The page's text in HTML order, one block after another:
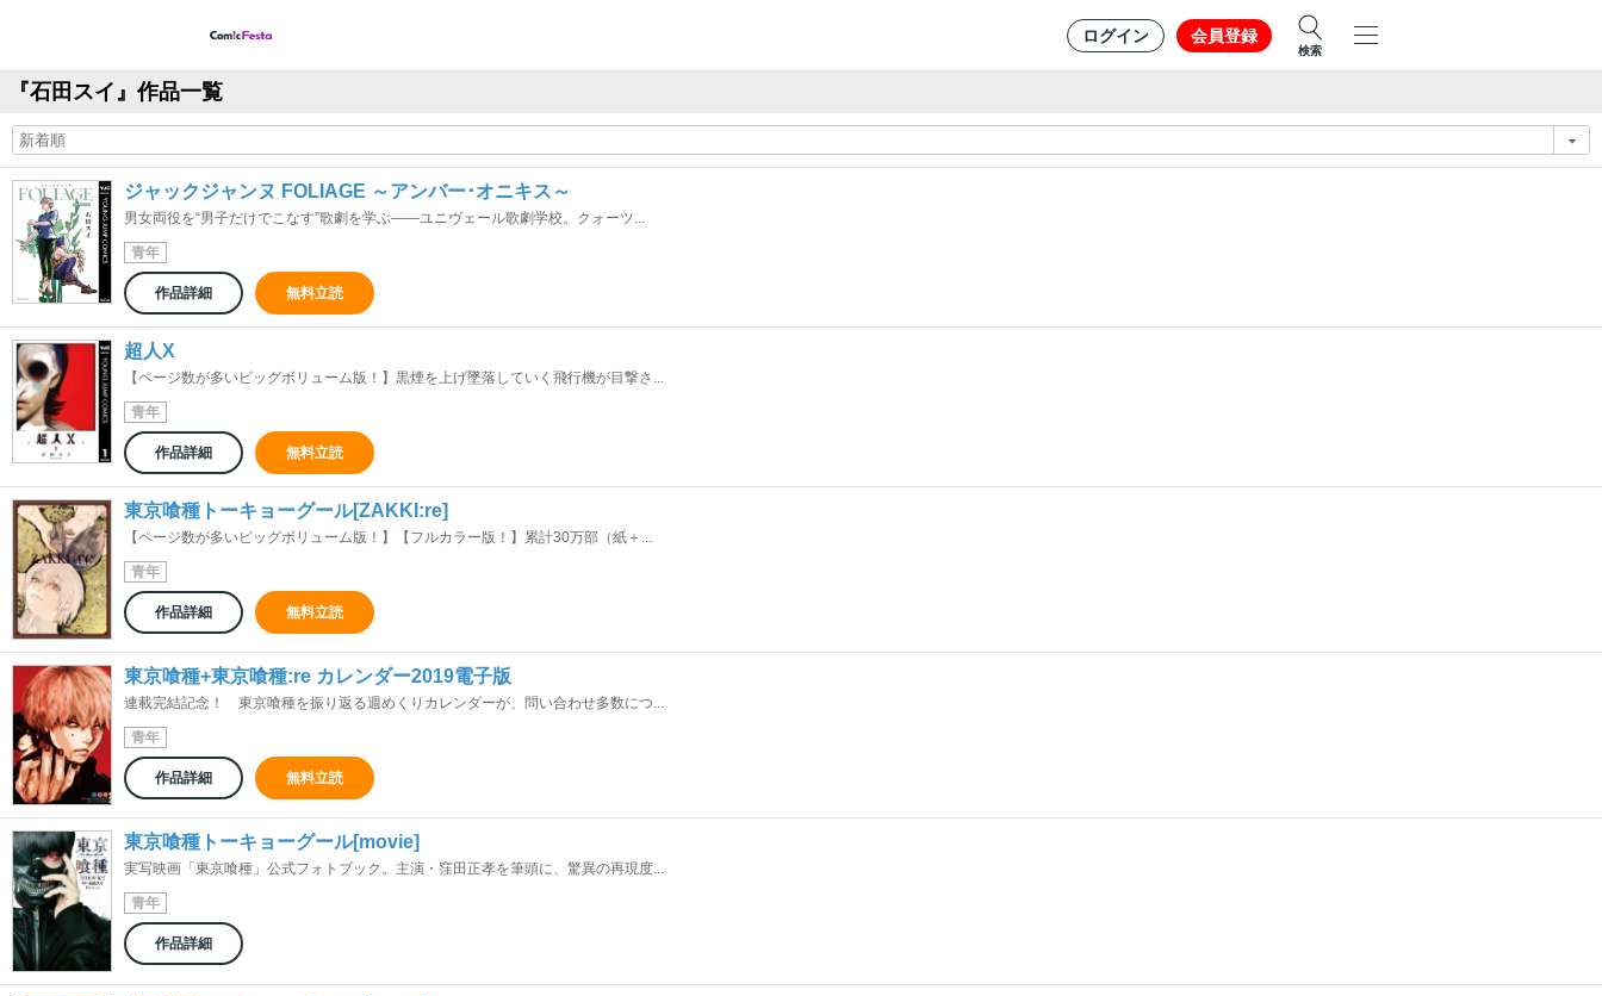
ログイン 会員登録
検索
『石田スイ』作品一覧
ジャックジャンヌ FOLIAGE ～アンバー･オニキス～
男女両役を“男子だけでこなす”歌劇を学ぶ――ユニヴェール歌劇学校。クォーツ...
青年
作品詳細 無料立読
超人X
【ページ数が多いビッグボリューム版！】黒煙を上げ墜落していく飛行機が目撃さ...
青年
作品詳細 無料立読
東京喰種トーキョーグール[ZAKKI:re]
【ページ数が多いビッグボリューム版！】【フルカラー版！】累計30万部（紙＋...
青年
作品詳細 無料立読
東京喰種+東京喰種:re カレンダー2019電子版
連載完結記念！ 東京喰種を振り返る週めくりカレンダーが、問い合わせ多数につ...
青年
作品詳細 無料立読
東京喰種トーキョーグール[movie]
実写映画「東京喰種」公式フォトブック。主演・窪田正孝を筆頭に、驚異の再現度...
青年
作品詳細